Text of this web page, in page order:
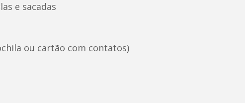
e sacadas
ou cartão com contatos)